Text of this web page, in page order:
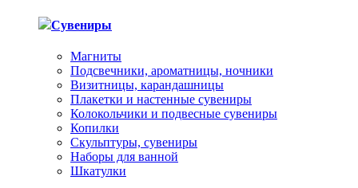
Сувениры
Магниты
Подсвечники, ароматницы, ночники
Визитницы, карандашницы
Плакетки и настенные сувениры
Колокольчики и подвесные сувениры
Копилки
Скульптуры, сувениры
Наборы для ванной
Шкатулки